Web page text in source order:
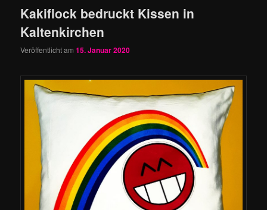
Kakiflock bedruckt Kissen in
Kaltenkirchen
Veröffentlicht am15. Januar 2020